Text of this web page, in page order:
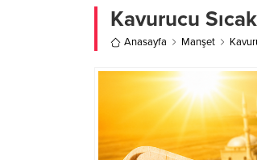
Kavurucu
Anasayfa Manşet